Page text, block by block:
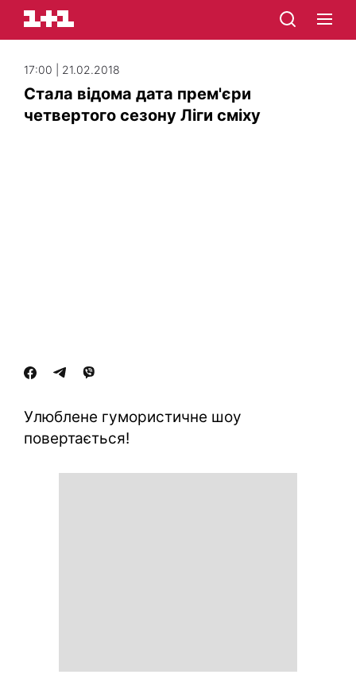
17:00 | 21.02.2018
Стала відома дата прем'єри
четвертого сезону Ліги сміху
Улюблене гумористичне шоу
повертається!